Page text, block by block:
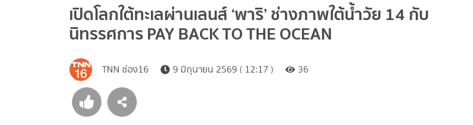
เปิดโลกใต้ทะเลผ่านเลนส์ ‘พาริ’ ช่างภาพใต้น้ำวัย 14 กับ
นิทรรศการ PAY BACK TO THE OCEAN
TNN ช่อง16 9 มิถุนายน 2569 ( 12:17 ) 36